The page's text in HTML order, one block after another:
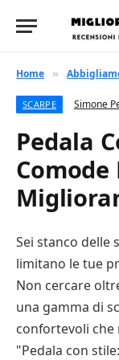
Home »
SCARPE Simone
Pedala
Comode
Sei stanco delle
limitano le tue
Non cercare
una gamma di
confortevoli
"Pedala con